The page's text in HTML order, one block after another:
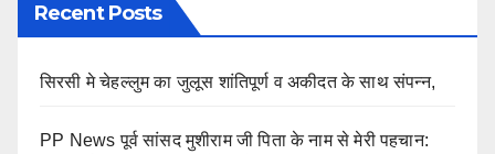
Recent Posts
सिरसी मे चेहल्लुम का जुलूस शांतिपूर्ण व अकीदत के साथ संपन्न,
PP News पूर्व सांसद मुशीराम जी पिता के नाम से मेरी पहचान: